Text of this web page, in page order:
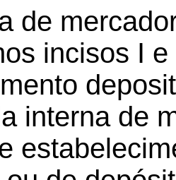
de
incisos I
interna de